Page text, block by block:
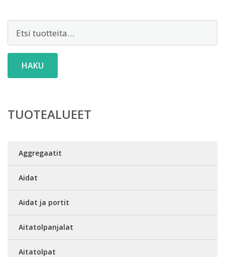
HAKU
TUOTEALUEET
Aggregaatit
Aidat
Aidat ja portit
Aitatolpanjalat
Aitatolpat